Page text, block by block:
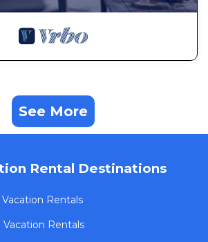
See More
Rental Destinations
Rentals
Rentals